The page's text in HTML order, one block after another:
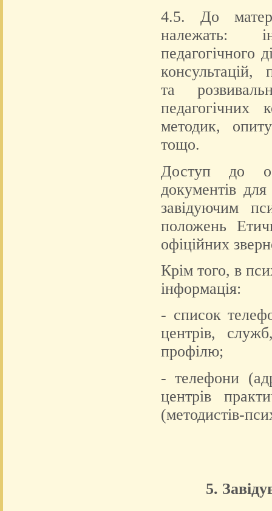
4.5. До
належать:
педагогічного
консультацій,
та
педагогічних
методик,
тощо.
Доступ до
документів
завідуючим
положень
офіційних
Крім того, в
інформація:
- список
центрів,
профілю;
- телефони
центрів
(методистів-
5.